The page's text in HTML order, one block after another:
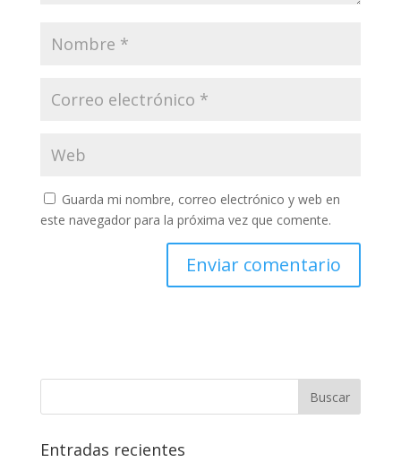
Guarda mi nombre, correo electrónico y web en
este navegador para la próxima vez que comente.
Entradas recientes